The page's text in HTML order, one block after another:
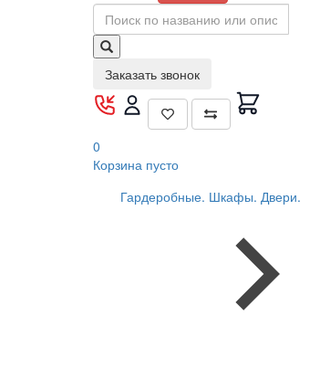
Заказать звонок
0
Корзина пусто
Гардеробные. Шкафы. Двери.